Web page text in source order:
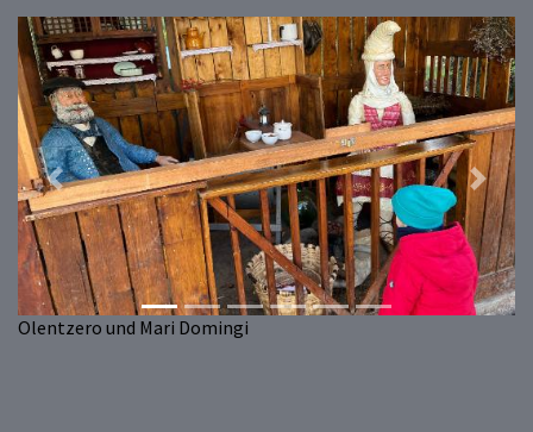
Olentzero und Mari Domingi
Previous Next